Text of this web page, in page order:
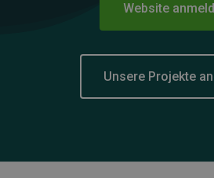
Website
Unsere Projekte